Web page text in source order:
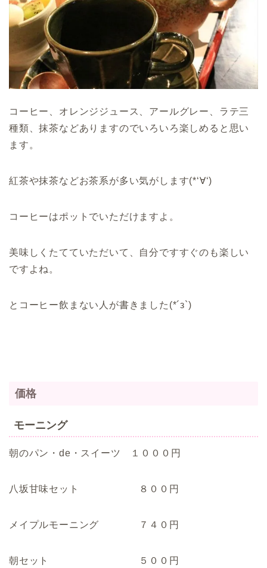
コーヒー、オレンジジュース、アールグレー、ラテ三
種類、抹茶などありますのでいろいろ楽しめると思い
ます。
紅茶や抹茶などお茶系が多い気がします(*‘∀‘)
コーヒーはポットでいただけますよ。
美味しくたてていただいて、自分ですすぐのも楽しい
ですよね。
とコーヒー飲まない人が書きました(*´з`)
価格
モーニング
朝のパン・de・スイーツ １０００円
八坂甘味セット ８００円
メイプルモーニング ７４０円
朝セット ５００円